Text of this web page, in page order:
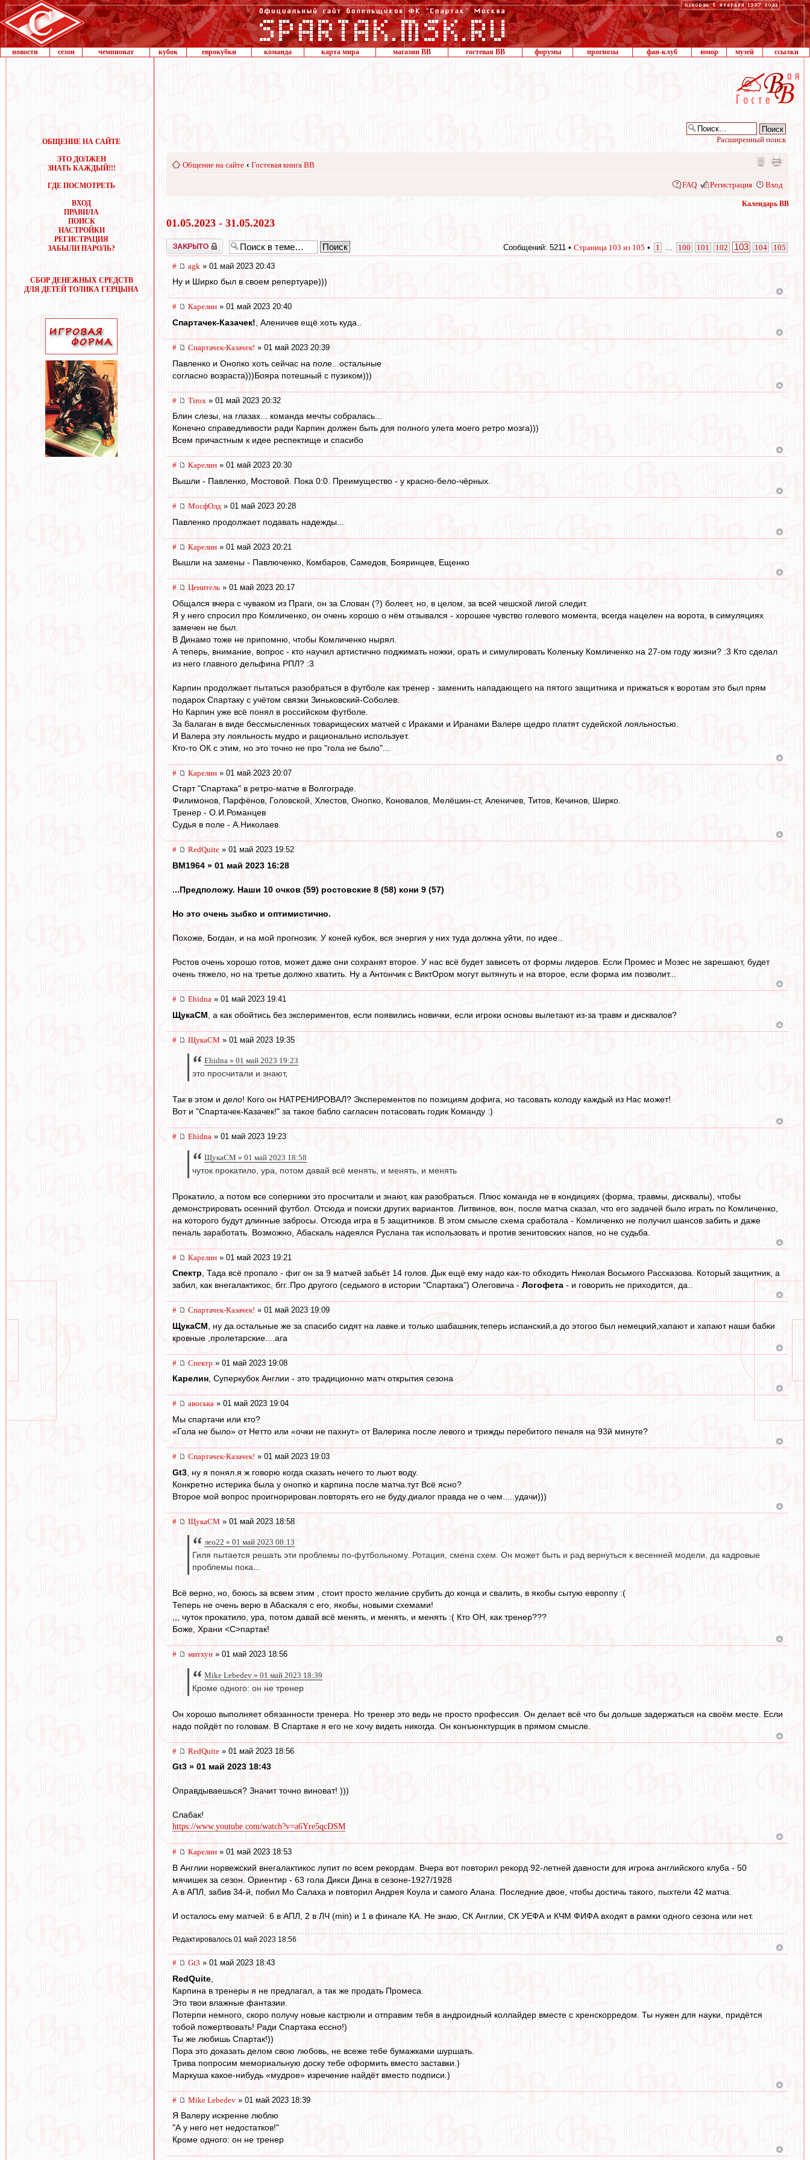
новости сезон чемпионат кубок еврокубки команда карта мира магазин ВВ гостевая ВВ форумы прогнозы фан-клуб юмор музей ссылки
ОБЩЕНИЕ НА САЙТЕ
ЭТО ДОЛЖЕН
ЗНАТЬ КАЖДЫЙ!!!
ГДЕ ПОСМОТРЕТЬ
ВХОД
ПРАВИЛА
ПОИСК
НАСТРОЙКИ
РЕГИСТРАЦИЯ
ЗАБЫЛИ ПАРОЛЬ?
СБОР ДЕНЕЖНЫХ СРЕДСТВ
ДЛЯ ДЕТЕЙ ТОЛИКА ГЕРЦЫНА
Расширенный поиск
Общение на сайте ‹ Гостевая книга ВВ
FAQ Регистрация Вход
Календарь ВВ
01.05.2023 - 31.05.2023
Закрыто Сообщений: 5211 • Страница 103 из 105 • 1 100 101 102 103 104 105
# agk » 01 май 2023 20:43
Ну и Ширко был в своем репертуаре)))
# Карелин » 01 май 2023 20:40
Спартачек-Казачек! , Аленичев ещё хоть куда..
# Спартачек-Казачек! » 01 май 2023 20:39
Павленко и Онопко хоть сейчас на поле...остальные
согласно возраста)))Бояра потешный с пузиком)))
# Tirox » 01 май 2023 20:32
Блин слезы, на глазах... команда мечты собралась...
Конечно справедливости ради Карпин должен быть для полного улета моего ретро мозга)))
Всем причастным к идее респектище и спасибо
# Карелин » 01 май 2023 20:30
Вышли - Павленко, Мостовой. Пока 0:0. Преимущество - у красно-бело-чёрных.
# МосфОлд » 01 май 2023 20:28
Павленко продолжает подавать надежды...
# Карелин » 01 май 2023 20:21
Вышли на замены - Павлюченко, Комбаров, Самедов, Бояринцев, Ещенко
# Ценитель » 01 май 2023 20:17
Общался вчера с чуваком из Праги, он за Слован (?) болеет, но, в целом, за всей чешской лигой следит.
Я у него спросил про Комличенко, он очень хорошо о нём отзывался - хорошее чувство голевого момента, всегда нацелен на ворота, в симуляциях
замечен не был.
В Динамо тоже не припомню, чтобы Комличенко нырял.
А теперь, внимание, вопрос - кто научил артистично поджимать ножки, орать и симулировать Коленьку Комличенко на 27-ом году жизни? :3 Кто сделал
из него главного дельфина РПЛ? :3
Карпин продолжает пытаться разобраться в футболе как тренер - заменить нападающего на пятого защитника и прижаться к воротам это был прям
подарок Спартаку с учётом связки Зиньковский-Соболев.
Но Карпин уже всё понял в российском футболе.
За балаган в виде бессмысленных товарищеских матчей с Ираками и Иранами Валере щедро платят судейской лояльностью.
И Валера эту лояльность мудро и рационально использует.
Кто-то ОК с этим, но это точно не про "гола не было"...
# Карелин » 01 май 2023 20:07
Старт "Спартака" в ретро-матче в Волгограде.
Филимонов, Парфёнов, Головской, Хлестов, Онопко, Коновалов, Мелёшин-ст, Аленичев, Титов, Кечинов, Ширко.
Тренер - О.И.Романцев
Судья в поле - А.Николаев
# RedQuite » 01 май 2023 19:52
BM1964 » 01 май 2023 16:28
...Предположу. Наши 10 очков (59) ростовские 8 (58) кони 9 (57)
Но это очень зыбко и оптимистично.
Похоже, Богдан, и на мой прогнозик. У коней кубок, вся энергия у них туда должна уйти, по идее..
Ростов очень хорошо готов, может даже они сохранят второе. У нас всё будет зависеть от формы лидеров. Если Промес и Мозес не зарешают, будет
очень тяжело, но на третье должно хватить. Ну а Антончик с ВиктОром могут вытянуть и на второе, если форма им позволит...
# Ehidna » 01 май 2023 19:41
ЩукаСМ , а как обойтись без экспериментов, если появились новички, если игроки основы вылетают из-за травм и дисквалов?
# ЩукаСМ » 01 май 2023 19:35
Ehidna » 01 май 2023 19:23
это просчитали и знают,
Так в этом и дело! Кого он НАТРЕНИРОВАЛ? Эксперементов по позициям дофига, но тасовать колоду каждый из Нас может!
Вот и "Спартачек-Казачек!" за такое бабло сагласен потасовать годик Команду :)
# Ehidna » 01 май 2023 19:23
ЩукаСМ » 01 май 2023 18:58
чуток прокатило, ура, потом давай всё менять, и менять, и менять
Прокатило, а потом все соперники это просчитали и знают, как разобраться. Плюс команда не в кондициях (форма, травмы, дисквалы), чтобы
демонстрировать осенний футбол. Отсюда и поиски других вариантов. Литвинов, вон, после матча сказал, что его задачей было играть по Комличенко,
на которого будут длинные забросы. Отсюда игра в 5 защитников. В этом смысле схема сработала - Комличенко не получил шансов забить и даже
пеналь заработать. Возможно, Абаскаль надеялся Руслана так использовать и против зенитовских напов, но не судьба.
# Карелин » 01 май 2023 19:21
Спектр , Тада всё пропало - фиг он за 9 матчей забьёт 14 голов. Дык ещё ему надо как-то обходить Николая Восьмого Рассказова. Который защитник, а
забил, как внегалактикос, бгг..Про другого (седьмого в истории "Спартака") Олеговича - Логофета - и говорить не приходится, да..
# Спартачек-Казачек! » 01 май 2023 19:09
ЩукаСМ , ну да.остальные же за спасибо сидят на лавке.и только шабашник,теперь испанский,а до этогоо был немецкий,хапают и хапают наши бабки
кровные ,пролетарские....ага
# Спектр » 01 май 2023 19:08
Карелин, Суперкубок Англии - это традиционно матч открытия сезона
# авоська » 01 май 2023 19:04
Мы спартачи или кто?
«Гола не было» от Нетто или «очки не пахнут» от Валерика после левого и трижды перебитого пеналя на 93й минуте?
# Спартачек-Казачек! » 01 май 2023 19:03
Gt3 , ну я понял.я ж говорю когда сказать нечего то льют воду.
Конкретно истерика была у онопко и карпина после матча.тут Всё ясно?
Второе мой вопрос проигнорирован.повторять его не буду.диалог правда не о чем.....удачи)))
# ЩукаСМ » 01 май 2023 18:58
лео22 » 01 май 2023 08:13
Гиля пытается решать эти проблемы по-футбольному. Ротация, смена схем. Он может быть и рад вернуться к весенней модели, да кадровые
проблемы пока...
Всё верно, но, боюсь за всвем этим , стоит просто желание срубить до конца и свалить, в якобы сытую европпу :(
Теперь не очень верю в Абаскаля с его, якобы, новыми схемами!
,,, чуток прокатило, ура, потом давай всё менять, и менять, и менять :( Кто ОН, как тренер???
Боже, Храни <C>партак!
# митхун » 01 май 2023 18:56
Mike Lebedev » 01 май 2023 18:39
Кроме одного: он не тренер
Он хорошо выполняет обязанности тренера. Но тренер это ведь не просто профессия. Он делает всё что бы дольше задержаться на своём месте. Если
надо пойдёт по головам. В Спартаке я его не хочу видеть никогда. Он конъюнктурщик в прямом смысле.
# RedQuite » 01 май 2023 18:56
Gt3 » 01 май 2023 18:43
Оправдываешься? Значит точно виноват! )))
Слабак!
https://www.youtube.com/watch?v=a6Yre5qcDSM
# Карелин » 01 май 2023 18:53
В Англии норвежский внегалактикос лупит по всем рекордам. Вчера вот повторил рекорд 92-летней давности для игрока английского клуба - 50
мячишек за сезон. Ориентир - 63 гола Дикси Дина в сезоне-1927/1928
А в АПЛ, забив 34-й, побил Мо Салаха и повторил Андрея Коула и самого Алана. Последние двое, чтобы достичь такого, пыхтели 42 матча.
И осталось ему матчей: 6 в АПЛ, 2 в ЛЧ (min) и 1 в финале КА. Не знаю, СК Англии, СК УЕФА и КЧМ ФИФА входят в рамки одного сезона или нет.
Редактировалось 01 май 2023 18:56
# Gt3 » 01 май 2023 18:43
RedQuite
Карпина в тренеры я не предлагал, а так же продать Промеса.
Это твои влажные фантазии.
Потерпи немного, скоро получу новые кастрюли и отправим тебя в андроидный коллайдер вместе с хренскорредом. Ты нужен для науки, придётся
тобой пожертвовать! Ради Спартака ессно!)
Ты же любишь Спартак!))
Пора это доказать делом свою любовь, не всеже тебе бумажками шуршать.
Трива попросим мемориальную доску тебе оформить вместо заставки.)
Маркуша какое-нибудь «мудрое» изречение найдёт вместо подписи.)
# Mike Lebedev » 01 май 2023 18:39
Я Валеру искренне люблю
"А у него нет недостатков!"
Кроме одного: он не тренер